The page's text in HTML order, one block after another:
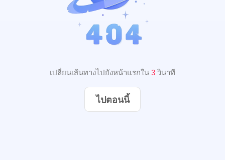
เปลี่ยนเส้นทางไปยังหน้าแรกใน 2 วินาที
ไปตอนนี้